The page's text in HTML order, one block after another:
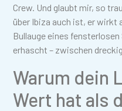
Crew. Und glaubt mir, so
über Ibiza auch ist, er wirkt
Bullauge eines
erhascht – zwischen
Warum dein
Wert hat als